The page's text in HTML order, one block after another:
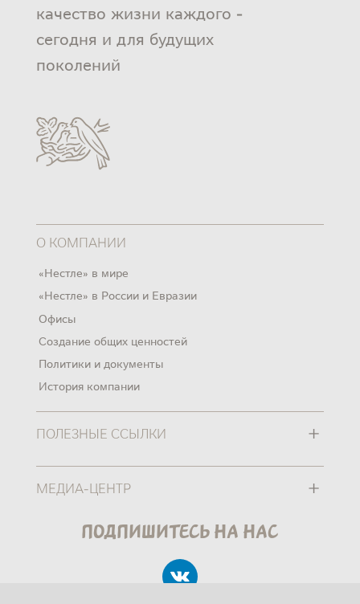
качество жизни каждого -
сегодня и для будущих
поколений
О КОМПАНИИ
«Нестле» в мире
«Нестле» в России и Евразии
Офисы
Создание общих ценностей
Политики и документы
История компании
ПОЛЕЗНЫЕ ССЫЛКИ +
МЕДИА-ЦЕНТР +
Подпишитесь на нас